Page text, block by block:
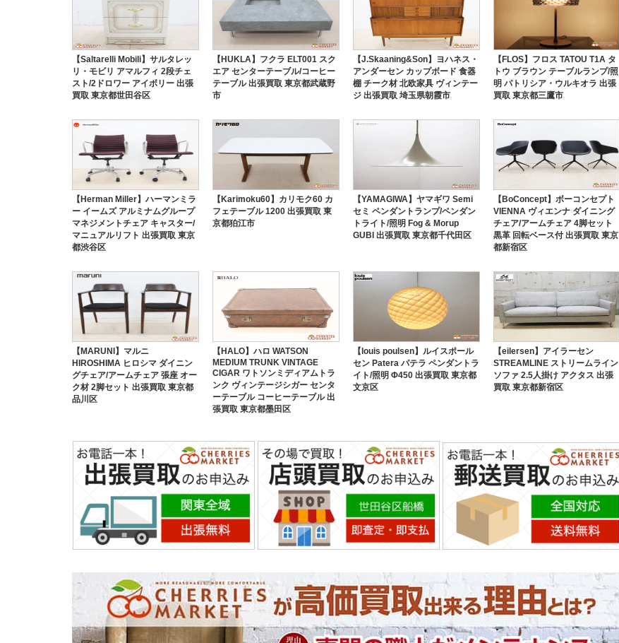
【Saltarelli Mobili】サルタレッ
リ・モビリ アマルフィ 2段チェ
スト/2ドロワー アイボリー 出張
買取 東京都世田谷区
【HUKLA】フクラ ELT001 スク
エア センターテーブル/コーヒー
テーブル 出張買取 東京都武蔵野
市
【J.Skaaning&Son】ヨハネス・
アンダーセン カップボード 食器
棚 チーク材 北欧家具 ヴィンテー
ジ 出張買取 埼玉県朝霞市
【FLOS】フロス TATOU T1A タ
トウ ブラウン テーブルランプ/照
明 パトリシア・ウルキオラ 出張
買取 東京都三鷹市
【Herman Miller】ハーマンミラ
ー イームズ アルミナムグループ
マネジメントチェア キャスター/
マニュアルリフト 出張買取 東京
都渋谷区
【Karimoku60】カリモク60 カ
フェテーブル 1200 出張買取 東
京都狛江市
【YAMAGIWA】ヤマギワ Semi
セミ ペンダントランプ/ペンダン
トライト/照明 Fog & Morup
GUBI 出張買取 東京都千代田区
【BoConcept】ボーコンセプト
VIENNA ヴィエンナ ダイニング
チェア/アームチェア 4脚セット
黒革 回転ベース付 出張買取 東京
都新宿区
【MARUNI】マルニ
HIROSHIMA ヒロシマ ダイニン
グチェア/アームチェア 張座 オー
ク材 2脚セット 出張買取 東京都
品川区
【HALO】ハロ WATSON
MEDIUM TRUNK VINTAGE
CIGAR ワトソンミディアムトラ
ンク ヴィンテージシガー センタ
ーテーブル コーヒーテーブル 出
張買取 東京都墨田区
【louis poulsen】ルイスポール
セン Patera パテラ ペンダントラ
イト/照明 Φ450 出張買取 東京都
文京区
【eilersen】アイラーセン
STREAMLINE ストリームライン
ソファ 2.5人掛け アクタス 出張
買取 東京都新宿区